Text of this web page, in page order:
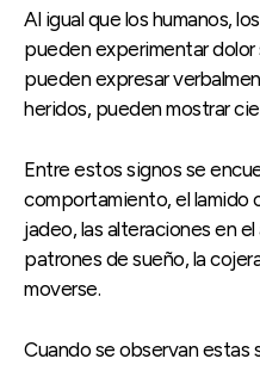
Al igual que los humanos,
pueden experimentar
pueden expresar
heridos, pueden mostrar
Entre estos signos se
comportamiento, el lamido
jadeo, las alteraciones en
patrones de sueño, la
moverse.
Cuando se observan estas